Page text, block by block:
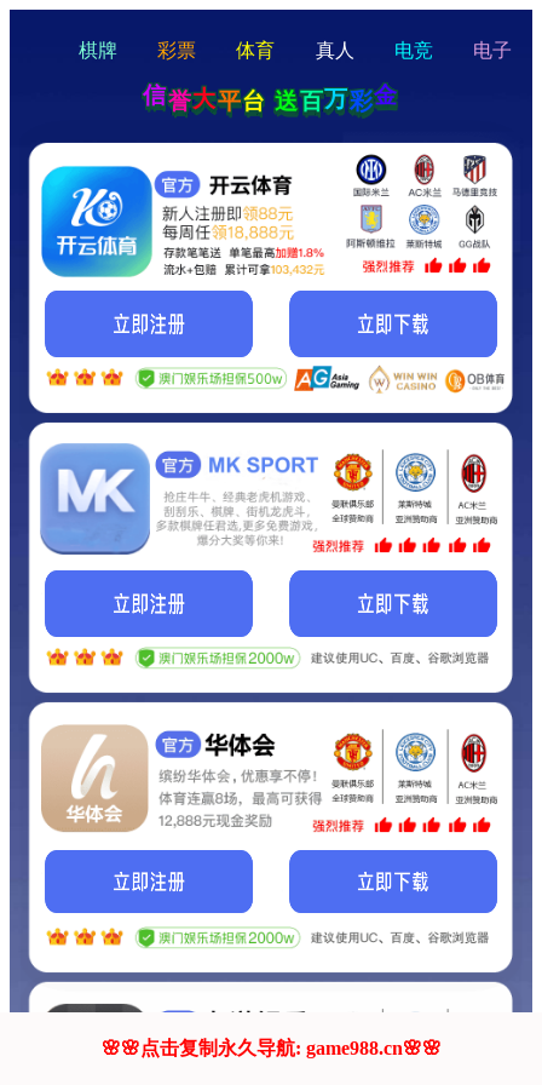
hello
Hey Guys!
我们即将上线啦...
我们的网站正在建设.
它将是非常棒的网站.
联系我们!